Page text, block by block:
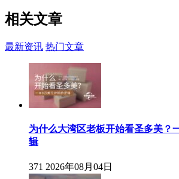
相关文章
最新资讯 热门文章
为什么大湾区老板开始看圣多美？
辑
371 2026年08月04日